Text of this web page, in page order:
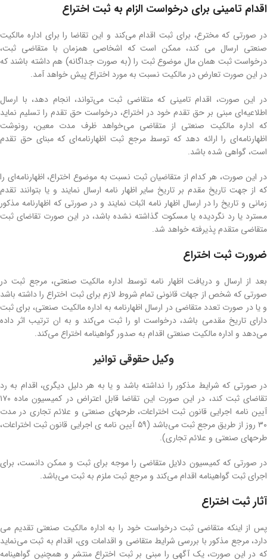
اقدام تامینی برای درخواست الزام به ثبت اختراع
در صورتی که مخترع، برای ثبت اقدام می‌کند و این تقاضا را برای اداره مالکیت
صنعتی ارسال می کند، ممکن است که اشخاصی همزمان با متقاضی ثبت،
درخواست ثبت همان مال موضوع ثبت را (به صورت جداگانه) هم داشته باشند که
در این صورت تعارض در مالکیت نسبت به مورد اختراع پیش خواهد آمد.
در این صورت، اقدام تامینی که متقاضی ثبت می‌تواند، انجام دهد، با ارسال
اطلاعیه‌ای مبنی بر حق تقدم خود در اختراع، درخواست حق تقدم را تسلیم نماید
که اداره مالکیت صنعتی از متقاضی می‌خواهد ظرف مدت معین‌، رونوشت
اظهارنامه‌ای را ارائه دهد که توسط مرجع ثبت اظهارنامه‌ای که مبنای حق تقدم
است‌، گواهی شده باشد.
در این صورت، هر کدام از متقاضیان ثبت نسبت به موضوع اختراع، اظهارنامه‌ای را
که از جهت تاریخ مقدم بر تاریخ سایر اظهار نامه ارسال نمایند و یا بتوانند تقدم
زمانی و تاریخ را در ارسال اظهار نامه اثبات نمایند و در صورتی که اظهارنامه مذکور
مسترد یا رد نگردیده یا مسکوت گذاشته نشده باشد، در این صورت تقاضای ثبت
متقاضی متقدم پذیرفته خواهد شد.
ضرورت ثبت اختراع
بعد از ارسال و دریافت اظهار نامه توسط اداره مالکیت صنعتی، مرجع ثبت در
صورتی که شخص از جهات قانونی تمام شروط لازم برای ثبت اختراع را داشته باشد
و یا در صورت تعدد متقاضی در ارسال اظهارنامه به اداره مالکیت صنعتی، برای ثبت
دارای تاریخ مقدمی باشد، درخواست او را ثبت می‌کند و به ان ترتیب اثر داده
می‌دهد و اداره مالکیت صنعتی اقدام به صدور گواهینامه اختراع می‌کند.
وکیل حقوقی توانیر
در صورتی که شرایط مذکور را نداشته باشد و یا به هر دلیل دیگری، اقدام به رد
تقاضای ثبت کند، در این صورت این تقاضا قابل اعتراض در کمیسیون ماده ۱۷۰
آیین نامه اجرایی قانون ثبت اختراعات‌، طرحهای صنعتی ‌و علائم تجاری در مدت
۳۰ روز از طریق مرجع ثبت می‌باشد (۵۹ آیین نامه ی اجرایی قانون ثبت اختراعات‌،
طرحهای صنعتی ‌و علائم تجاری).
در صورتی که کمیسیون دلایل متقاضی را موجه برای ثبت و ممکن دانست، برای
اجرای ثبت گواهینامه اقدام می‌کند و مرجع ثبت ملزم به ثبت می‌باشد.
آثار ثبت اختراع
پس از اینکه متقاضی ثبت درخواست خود را به اداره مالکیت صنعتی تقدیم می
دارد، مرجع مذکور با بررسی شرایط متقاضی و اقدامات وی، اقدام به ثبت می‌نماید
که در این صورت، یک آگهی را مبنی بر ثبت اختراع منتشر و همچنین گواهینامه